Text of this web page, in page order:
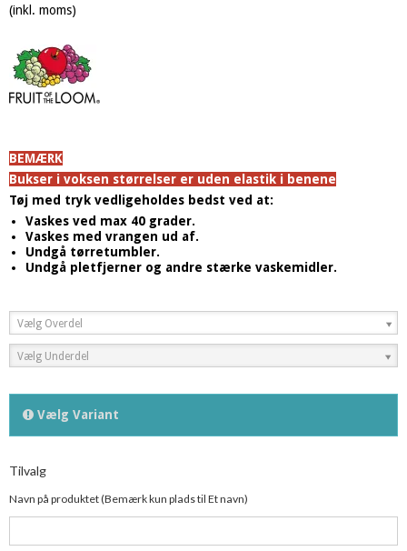
(inkl. moms)
BEMÆRK
Bukser i voksen størrelser er uden elastik i benene
Tøj med tryk vedligeholdes bedst ved at:
Vaskes ved max 40 grader.
Vaskes med vrangen ud af.
Undgå tørretumbler.
Undgå pletfjerner og andre stærke vaskemidler.
Vælg Overdel
Vælg Underdel
Vælg Variant
Tilvalg
Navn på produktet (Bemærk kun plads til Et navn)